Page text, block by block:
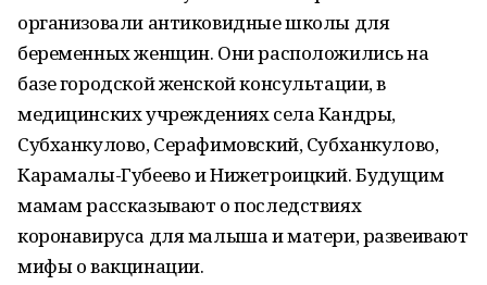
организовали антиковидные школы для
беременных женщин. Они расположились на
базе городской женской консультации, в
медицинских учреждениях села Кандры,
Субханкулово, Серафимовский, Субханкулово,
Карамалы-Губеево и Нижетроицкий. Будущим
мамам рассказывают о последствиях
коронавируса для малыша и матери, развеивают
мифы о вакцинации.